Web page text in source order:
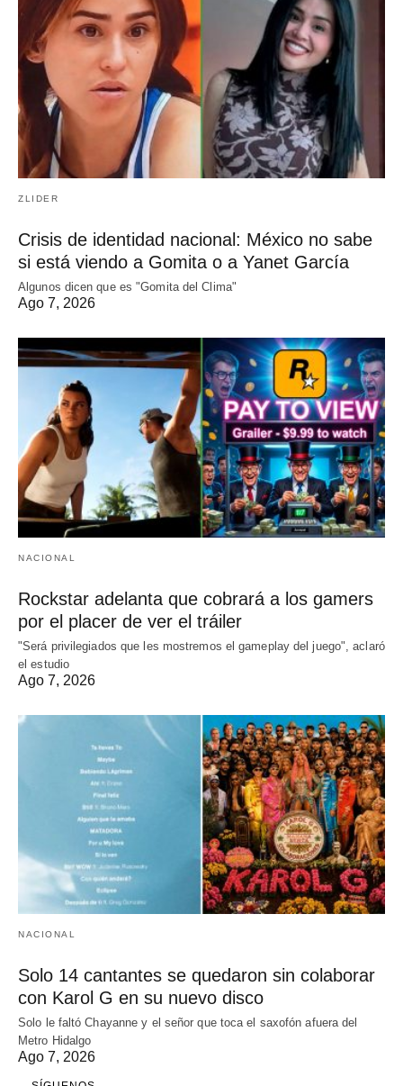
ZLIDER
Crisis de identidad nacional: México no sabe
si está viendo a Gomita o a Yanet García
Algunos dicen que es "Gomita del Clima"
Ago 7, 2026
NACIONAL
Rockstar adelanta que cobrará a los gamers
por el placer de ver el tráiler
"Será privilegiados que les mostremos el gameplay del juego", aclaró
el estudio
Ago 7, 2026
NACIONAL
Solo 14 cantantes se quedaron sin colaborar
con Karol G en su nuevo disco
Solo le faltó Chayanne y el señor que toca el saxofón afuera del
Metro Hidalgo
Ago 7, 2026